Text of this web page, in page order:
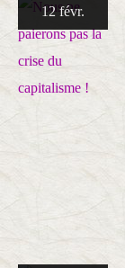
12 févr.